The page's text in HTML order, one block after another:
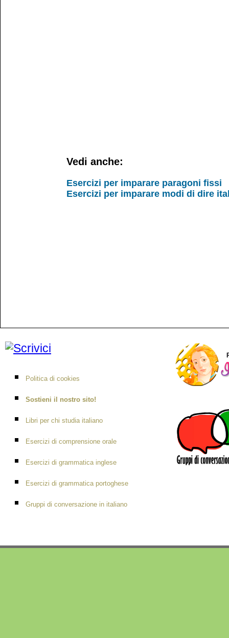
Vedi anche:
Esercizi per imparare paragoni fissi
Esercizi per imparare modi di dire
Politica di cookies
Sostieni il nostro sito!
Libri per chi studia italiano
Esercizi di comprensione orale
Esercizi di grammatica inglese
Esercizi di grammatica portoghese
Gruppi di conversazione in italiano